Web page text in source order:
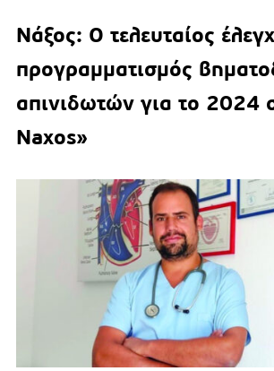
Νάξος: Ο τελευταίος
προγραμματισμός
απινιδωτών για το 2024
Naxos»